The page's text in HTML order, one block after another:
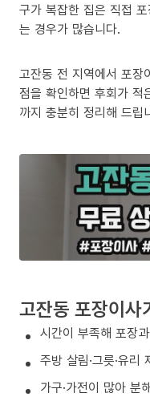
구가 복잡한 집은 직접
는 경우가 많습니다.
고잔동 전 지역에서 포장
점을 확인하면 후회가 적
까지 충분히 정리해 드립
고잔동 포장이사
시간이 부족해 포장
주방 살림·그릇·유
가구·가전이 많아 분